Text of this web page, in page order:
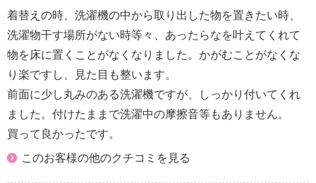
・なし
【原産国（地）】
・中国製
着替えの時、洗濯機の中から取り出した物を置きたい時、
洗濯物干す場所がない時等々、あったらなを叶えてくれて
物を床に置くことがなくなりました。かがむことがなくな
り楽ですし、見た目も整います。
前面に少し丸みのある洗濯機ですが、しっかり付いてくれ
ました。付けたままで洗濯中の摩擦音等もありません。
買って良かったです。
このお客様の他のクチコミを見る